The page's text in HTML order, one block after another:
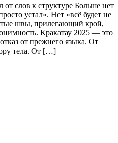
от слов к структуре Больше нет
устал». Нет «всё будет не
швы, прилегающий крой,
Кракатау 2025 — это
от прежнего языка. От
тела. От […]